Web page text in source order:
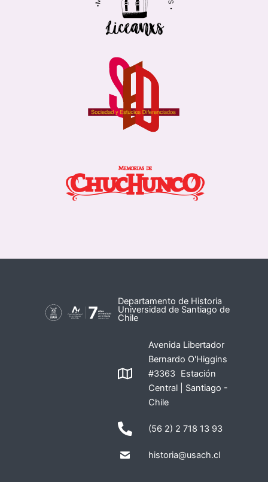
Departamento de Historia
Universidad de Santiago de
Chile
Avenida Libertador
Bernardo O'Higgins
#3363 Estación
Central | Santiago -
Chile
(56 2) 2 718 13 93
historia@usach.cl